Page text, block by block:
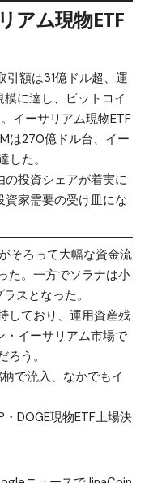
アム現物ETF
引額は31億ドル超、運
に達し、ビットコイ
イーサリアム現物ETF
は270億ドル台、イー
た。
の投資シェアが着実に
資家需要の受け皿にな
そろって大幅な資金流
た。一方でソラナは小
スとなった。
しており、運用資産残
・イーサリアム市場で
う。
柄で流入、なかでもイ
・DOGE現物ETF上場決